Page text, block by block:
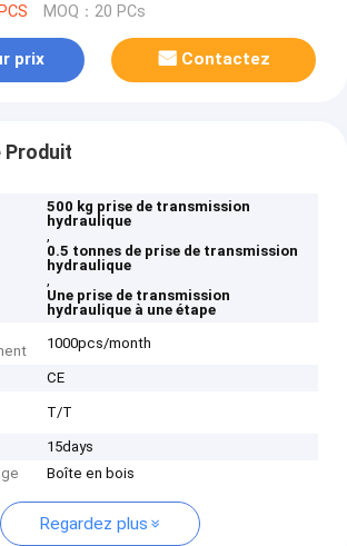
MOQ：20 PCs
prix Contactez
Produit
500 kg prise de transmission
hydraulique
,
0.5 tonnes de prise de transmission
hydraulique
,
Une prise de transmission
hydraulique à une étape
1000pcs/month
CE
T/T
15days
Boîte en bois
Regardez plus